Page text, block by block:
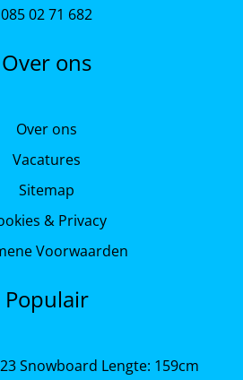
085 02 71 682
Over ons
Over ons
Vacatures
Sitemap
& Privacy
Voorwaarden
Populair
Snowboard Lengte: 159cm